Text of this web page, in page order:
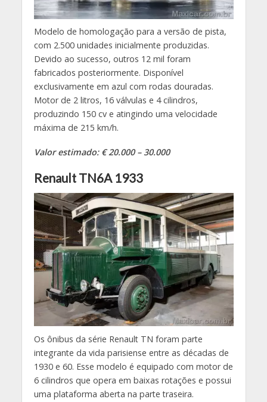
Modelo de homologação para a versão de pista,
com 2.500 unidades inicialmente produzidas.
Devido ao sucesso, outros 12 mil foram
fabricados posteriormente. Disponível
exclusivamente em azul com rodas douradas.
Motor de 2 litros, 16 válvulas e 4 cilindros,
produzindo 150 cv e atingindo uma velocidade
máxima de 215 km/h.
Valor estimado: € 20.000 – 30.000
Renault TN6A 1933
Os ônibus da série Renault TN foram parte
integrante da vida parisiense entre as décadas de
1930 e 60. Esse modelo é equipado com motor de
6 cilindros que opera em baixas rotações e possui
uma plataforma aberta na parte traseira.